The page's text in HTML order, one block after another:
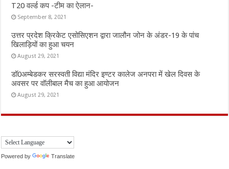
T20 वर्ल्ड कप -टीम का ऐलान-
September 8, 2021
उत्तर प्रदेश क्रिकेट एसोसिएशन द्वारा जालौन जोन के अंडर-19 के पांच
खिलाड़ियों का हुआ चयन
August 29, 2021
डॉ0अम्बेडकर सरस्वती विद्या मंदिर इण्टर कालेज अनपरा में खेल दिवस के
अवसर पर वॉलीबाल मैच का हुआ आयोजन
August 29, 2021
Powered by Translate